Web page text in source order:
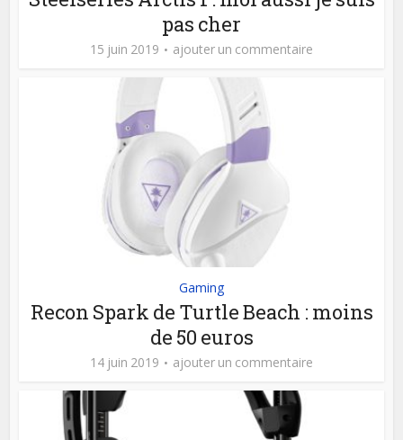
pas cher
15 juin 2019 ajouter un commentaire
Gaming
Recon Spark de Turtle Beach : moins
de 50 euros
14 juin 2019 ajouter un commentaire